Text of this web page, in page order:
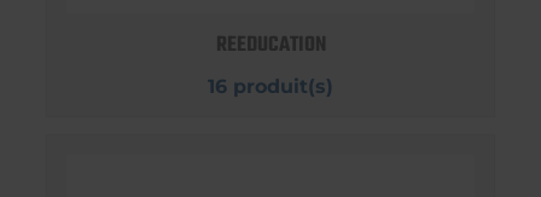
REEDUCATION
16 produit(s)